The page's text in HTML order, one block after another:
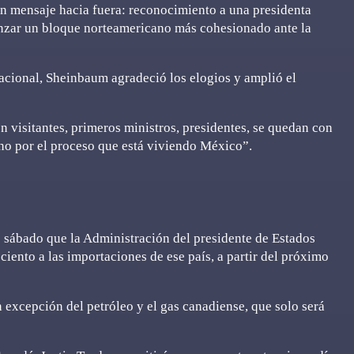
hacia fuera: reconocimiento a una presidenta
un bloque norteamericano más cohesionado ante la
Sheinbaum agradeció los elogios y amplió el
primeros ministros, presidentes, se quedan con
por el proceso que está viviendo México”.
que la Administración del presidente de Estados
a las importaciones de ese país, a partir del próximo
del petróleo y el gas canadiense, que solo será